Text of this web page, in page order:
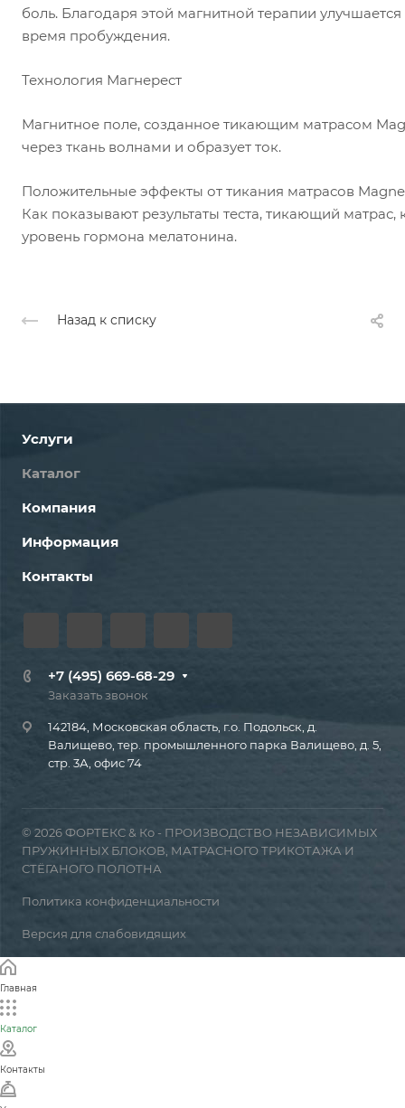
боль. Благодаря этой магнитной терапии
время пробуждения.
Технология Магнерест
Магнитное поле, созданное тикающим матрасом
через ткань волнами и образует ток.
Положительные эффекты от тикания матрасов
Как показывают результаты теста, тикающий матрас,
уровень гормона мелатонина.
Назад к списку
Услуги
Каталог
Компания
Информация
Контакты
+7 (495) 669-68-29
Заказать звонок
142184, Московская область, г.о. Подольск, д.
Валищево, тер. промышленного парка Валищево, д. 5,
стр. 3А, офис 74
© 2026 ФОРТЕКС & Ко - ПРОИЗВОДСТВО НЕЗАВИСИМЫХ
ПРУЖИННЫХ БЛОКОВ, МАТРАСНОГО ТРИКОТАЖА И
СТЁГАНОГО ПОЛОТНА
Политика конфиденциальности
Версия для слабовидящих
Главная
Каталог
Контакты